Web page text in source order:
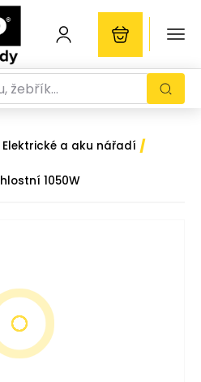
Elektrické a aku nářadí /
1050W